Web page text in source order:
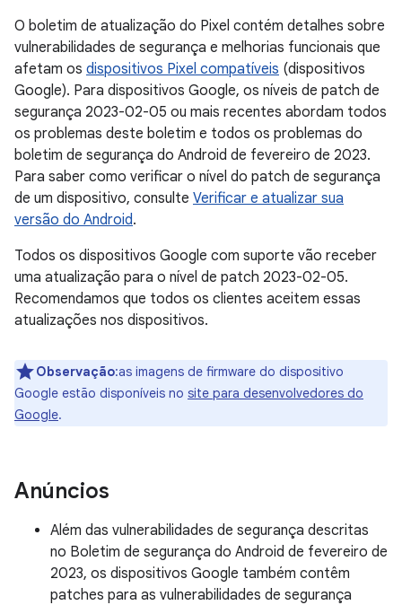
O boletim de atualização do Pixel contém detalhes sobre
vulnerabilidades de segurança e melhorias funcionais que
afetam os dispositivos Pixel compatíveis (dispositivos
Google). Para dispositivos Google, os níveis de patch de
segurança 2023-02-05 ou mais recentes abordam todos
os problemas deste boletim e todos os problemas do
boletim de segurança do Android de fevereiro de 2023.
Para saber como verificar o nível do patch de segurança
de um dispositivo, consulte Verificar e atualizar sua
versão do Android.
Todos os dispositivos Google com suporte vão receber
uma atualização para o nível de patch 2023-02-05.
Recomendamos que todos os clientes aceitem essas
atualizações nos dispositivos.
Observação:as imagens de firmware do dispositivo
Google estão disponíveis no site para desenvolvedores do
Google.
Anúncios
Além das vulnerabilidades de segurança descritas
no Boletim de segurança do Android de fevereiro de
2023, os dispositivos Google também contêm
patches para as vulnerabilidades de segurança